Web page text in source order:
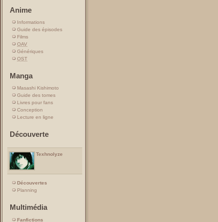
Anime
Informations
Guide des épisodes
Films
OAV
Génériques
OST
Manga
Masashi Kishimoto
Guide des tomes
Livres pour fans
Conception
Lecture en ligne
Découverte
Texhnolyze
Découvertes
Planning
Multimédia
Fanfictions